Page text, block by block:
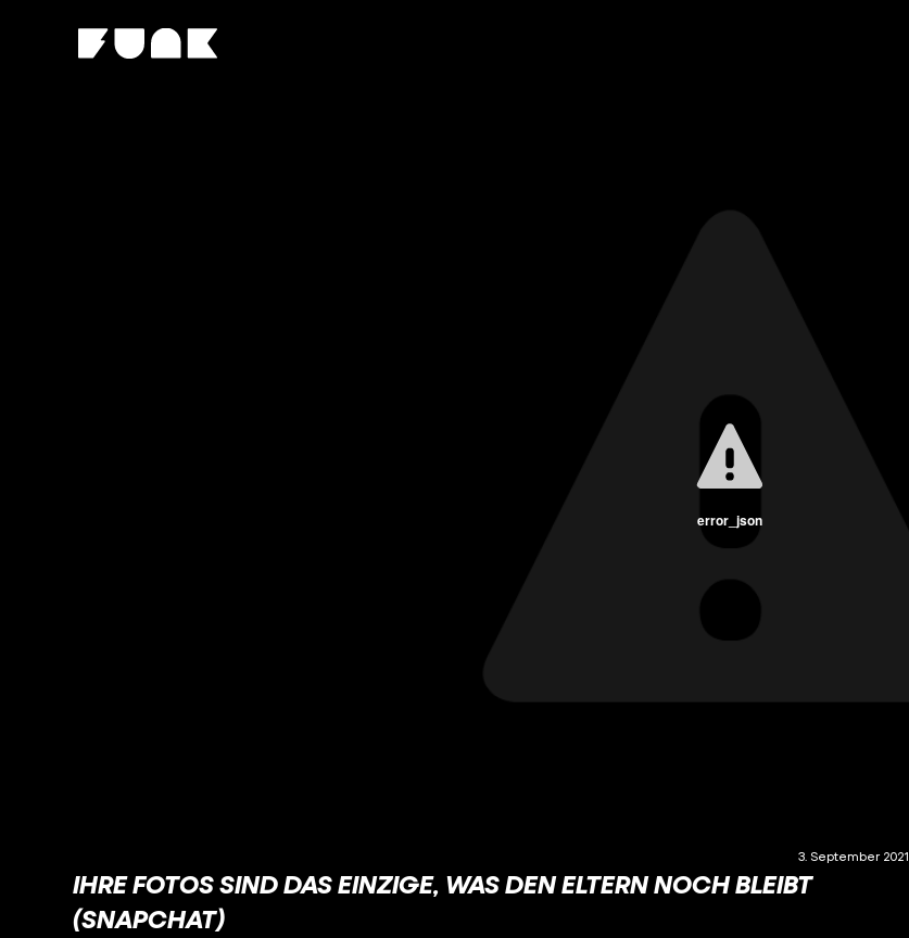
error_json
3. September 2021
IHRE FOTOS SIND DAS EINZIGE, WAS DEN ELTERN NOCH BLEIBT
(SNAPCHAT)